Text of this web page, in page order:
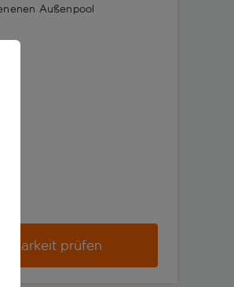
Außenpool
prüfen